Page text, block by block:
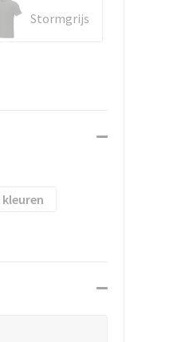
Stormgrijs